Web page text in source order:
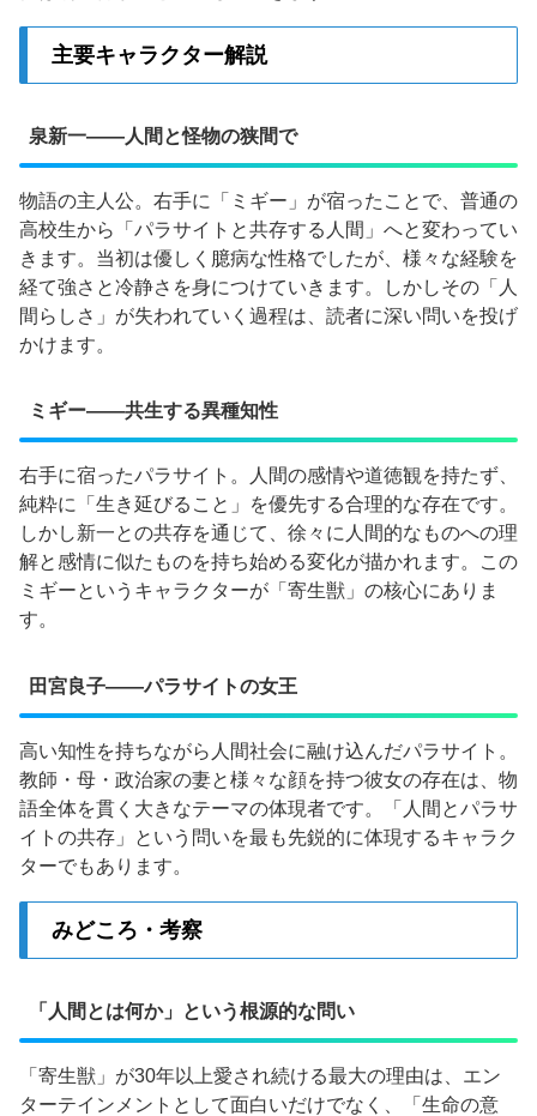
主要キャラクター解説
泉新一——人間と怪物の狭間で
物語の主人公。右手に「ミギー」が宿ったことで、普通の
高校生から「パラサイトと共存する人間」へと変わってい
きます。当初は優しく臆病な性格でしたが、様々な経験を
経て強さと冷静さを身につけていきます。しかしその「人
間らしさ」が失われていく過程は、読者に深い問いを投げ
かけます。
ミギー——共生する異種知性
右手に宿ったパラサイト。人間の感情や道徳観を持たず、
純粋に「生き延びること」を優先する合理的な存在です。
しかし新一との共存を通じて、徐々に人間的なものへの理
解と感情に似たものを持ち始める変化が描かれます。この
ミギーというキャラクターが「寄生獣」の核心にありま
す。
田宮良子——パラサイトの女王
高い知性を持ちながら人間社会に融け込んだパラサイト。
教師・母・政治家の妻と様々な顔を持つ彼女の存在は、物
語全体を貫く大きなテーマの体現者です。「人間とパラサ
イトの共存」という問いを最も先鋭的に体現するキャラク
ターでもあります。
みどころ・考察
「人間とは何か」という根源的な問い
「寄生獣」が30年以上愛され続ける最大の理由は、エン
ターテインメントとして面白いだけでなく、「生命の意